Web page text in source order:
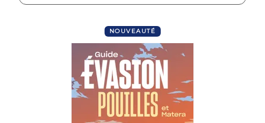
NOUVEAUTÉ